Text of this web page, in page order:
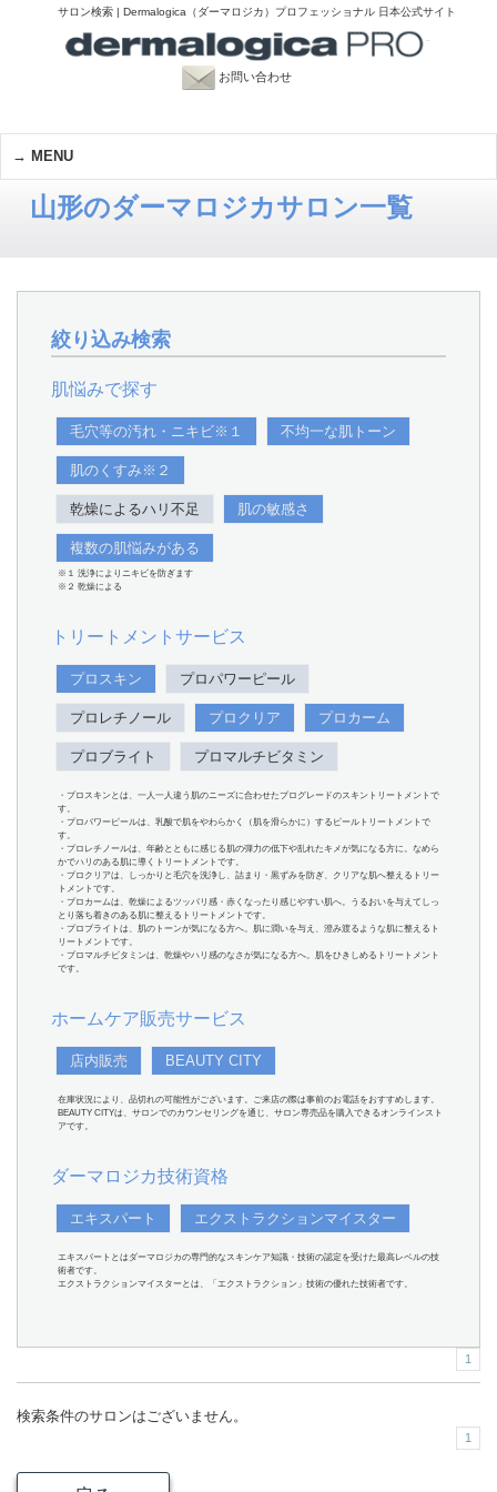
サロン検索 | Dermalogica（ダーマロジカ）プロフェッショナル 日本公式サイト
お問い合わせ
MENU
山形のダーマロジカサロン一覧
絞り込み検索
肌悩みで探す
毛穴等の汚れ・ニキビ※１ 不均一な肌トーン
肌のくすみ※２
乾燥によるハリ不足 肌の敏感さ
複数の肌悩みがある
※１ 洗浄によりニキビを防ぎます
※２ 乾燥による
トリートメントサービス
プロスキン プロパワーピール
プロレチノール プロクリア プロカーム
プロブライト プロマルチビタミン
・プロスキンとは、一人一人違う肌のニーズに合わせたプログレードのスキントリートメントで
す。
・プロパワーピールは、乳酸で肌をやわらかく（肌を滑らかに）するピールトリートメントで
す。
・プロレチノールは、年齢とともに感じる肌の弾力の低下や乱れたキメが気になる方に。なめら
かでハリのある肌に導くトリートメントです。
・プロクリアは、しっかりと毛穴を洗浄し、詰まり・黒ずみを防ぎ、クリアな肌へ整えるトリー
トメントです。
・プロカームは、乾燥によるツッパリ感・赤くなったり感じやすい肌へ。うるおいを与えてしっ
とり落ち着きのある肌に整えるトリートメントです。
・プロブライトは、肌のトーンが気になる方へ。肌に潤いを与え、澄み渡るような肌に整えるト
リートメントです。
・プロマルチビタミンは、乾燥やハリ感のなさが気になる方へ。肌をひきしめるトリートメント
です。
ホームケア販売サービス
店内販売 BEAUTY CITY
在庫状況により、品切れの可能性がございます。ご来店の際は事前のお電話をおすすめします。
BEAUTY CITYは、サロンでのカウンセリングを通じ、サロン専売品を購入できるオンラインスト
アです。
ダーマロジカ技術資格
エキスパート エクストラクションマイスター
エキスパートとはダーマロジカの専門的なスキンケア知識・技術の認定を受けた最高レベルの技
術者です。
エクストラクションマイスターとは、「エクストラクション」技術の優れた技術者です。
1
検索条件のサロンはございません。
1